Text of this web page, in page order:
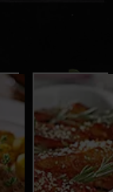
от кайма с
пикантни
картофки
До 30 минути